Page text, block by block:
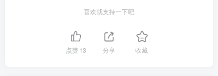
喜欢就支持一下吧
点赞13 分享 收藏